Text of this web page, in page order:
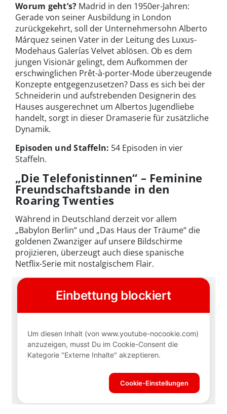
Worum geht’s? Madrid in den 1950er-Jahren:
Gerade von seiner Ausbildung in London
zurückgekehrt, soll der Unternehmersohn Alberto
Márquez seinen Vater in der Leitung des Luxus-
Modehaus Galerías Velvet ablösen. Ob es dem
jungen Visionär gelingt, dem Aufkommen der
erschwinglichen Prêt-à-porter-Mode überzeugende
Konzepte entgegenzusetzen? Dass es sich bei der
Schneiderin und aufstrebenden Designerin des
Hauses ausgerechnet um Albertos Jugendliebe
handelt, sorgt in dieser Dramaserie für zusätzliche
Dynamik.
Episoden und Staffeln: 54 Episoden in vier
Staffeln.
„Die Telefonistinnen“ – Feminine
Freundschaftsbande in den
Roaring Twenties
Während in Deutschland derzeit vor allem
„Babylon Berlin“ und „Das Haus der Träume“ die
goldenen Zwanziger auf unsere Bildschirme
projizieren, überzeugt auch diese spanische
Netflix-Serie mit nostalgischem Flair.